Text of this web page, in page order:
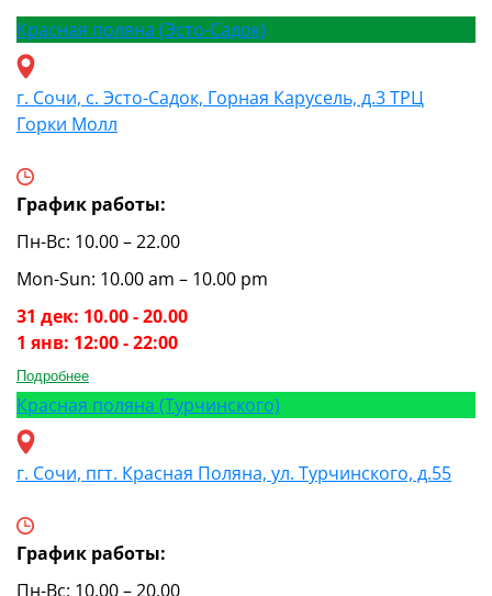
Красная поляна (Эсто-Садок)
г. Сочи, с. Эсто-Садок, Горная Карусель, д.3 ТРЦ
Горки Молл
График работы:
Пн-Вс: 10.00 – 22.00
Mon-Sun: 10.00 am – 10.00 pm
31 дек: 10.00 - 20.00
1 янв: 12:00 - 22:00
Подробнее
Красная поляна (Турчинского)
г. Сочи, пгт. Красная Поляна, ул. Турчинского, д.55
График работы:
Пн-Вс: 10.00 – 20.00